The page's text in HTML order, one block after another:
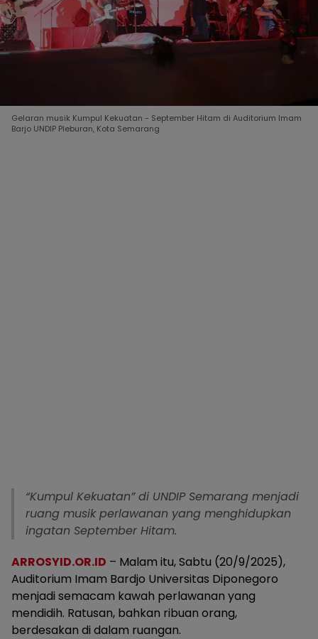
Gelaran musik Kumpul Kekuatan - September Hitam di Auditorium Imam
Barjo UNDIP Pleburan, Kota Semarang
“Kumpul Kekuatan” di UNDIP Semarang menjadi
ruang musik perlawanan yang menghidupkan
ingatan September Hitam.
ARROSYID.OR.ID – Malam itu, Sabtu (20/9/2025),
Auditorium Imam Bardjo Universitas Diponegoro
menjadi semacam kawah perlawanan yang
mendidih. Ratusan, bahkan ribuan orang,
berdesakan di dalam ruangan.